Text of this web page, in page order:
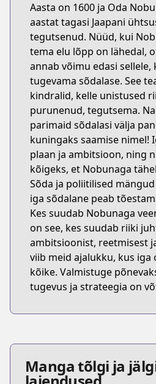
Aasta on 1600 ja Oda
aastat tagasi Jaapani
tegutsenud. Nüüd, kui
tema elu lõpp on lähedal,
annab võimu edasi
tugevama sõdalase. See
kindralid, kelle unistused
purunenud, tegutsema.
parimaid sõdalasi välja
kuningaks saamise nimel!
plaan ja ambitsioon, ning
kõigeks, et Nobunaga
Sõda ja poliitilised
iga sõdalane peab
Kes suudab Nobunaga
on see, kes suudab riiki
ambitsioonist, reetmisest
viib meid ajalukku, kus iga
kõike. Valmistuge
tugevus ja strateegia on
Manga tõlgi ja